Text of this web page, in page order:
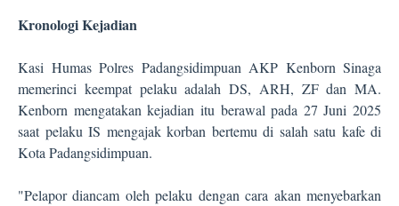
Kronologi Kejadian
Kasi Humas Polres Padangsidimpuan AKP Kenborn Sinaga
memerinci keempat pelaku adalah DS, ARH, ZF dan MA.
Kenborn mengatakan kejadian itu berawal pada 27 Juni 2025
saat pelaku IS mengajak korban bertemu di salah satu kafe di
Kota Padangsidimpuan.
"Pelapor diancam oleh pelaku dengan cara akan menyebarkan